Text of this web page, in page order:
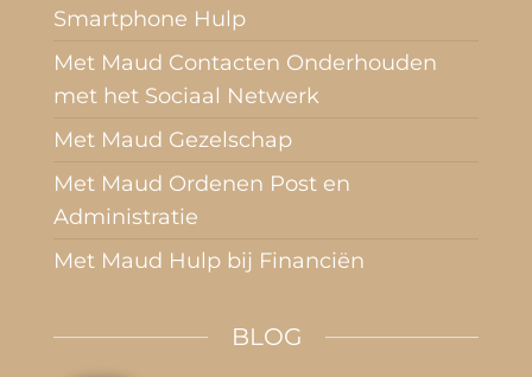
Smartphone Hulp
Met Maud Contacten Onderhouden
met het Sociaal Netwerk
Met Maud Gezelschap
Met Maud Ordenen Post en
Administratie
Met Maud Hulp bij Financiën
BLOG